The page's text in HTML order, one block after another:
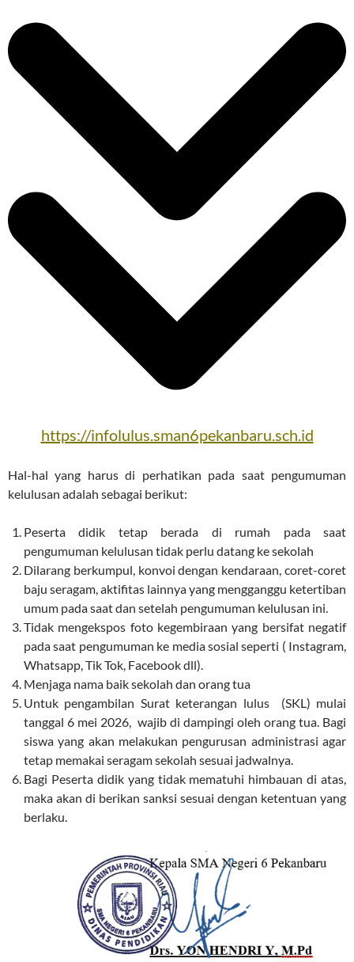
https://infolulus.sman6pekanbaru.sch.id
Hal-hal yang harus di perhatikan pada saat pengumuman
kelulusan adalah sebagai berikut:
Peserta didik tetap berada di rumah pada saat
pengumuman kelulusan tidak perlu datang ke sekolah
Dilarang berkumpul, konvoi dengan kendaraan, coret-coret
baju seragam, aktifitas lainnya yang mengganggu ketertiban
umum pada saat dan setelah pengumuman kelulusan ini.
Tidak mengekspos foto kegembiraan yang bersifat negatif
pada saat pengumuman ke media sosial seperti ( Instagram,
Whatsapp, Tik Tok, Facebook dll).
Menjaga nama baik sekolah dan orang tua
Untuk pengambilan Surat keterangan lulus (SKL) mulai
tanggal 6 mei 2026, wajib di dampingi oleh orang tua. Bagi
siswa yang akan melakukan pengurusan administrasi agar
tetap memakai seragam sekolah sesuai jadwalnya.
Bagi Peserta didik yang tidak mematuhi himbauan di atas,
maka akan di berikan sanksi sesuai dengan ketentuan yang
berlaku.